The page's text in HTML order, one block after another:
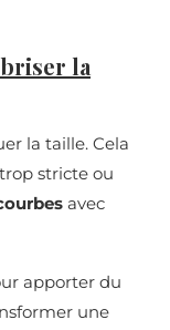
la
la taille. Cela
stricte ou
avec
apporter du
une